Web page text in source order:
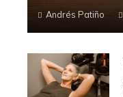
Andrés Patiño